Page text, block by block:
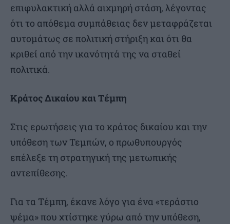
επιφυλακτική αλλά αιχμηρή στάση, λέγοντας
ότι το απόθεμα συμπάθειας δεν μεταφράζεται
αυτομάτως σε πολιτική στήριξη και ότι θα
κριθεί από την ικανότητά της να σταθεί
πολιτικά.
Κράτος Δικαίου και Τέμπη
Στις ερωτήσεις για το κράτος δικαίου και την
υπόθεση των Τεμπών, ο πρωθυπουργός
επέλεξε τη στρατηγική της μετωπικής
αντεπίθεσης.
Για τα Τέμπη, έκανε λόγο για ένα «τεράστιο
ψέμα» που χτίστηκε γύρω από την υπόθεση,